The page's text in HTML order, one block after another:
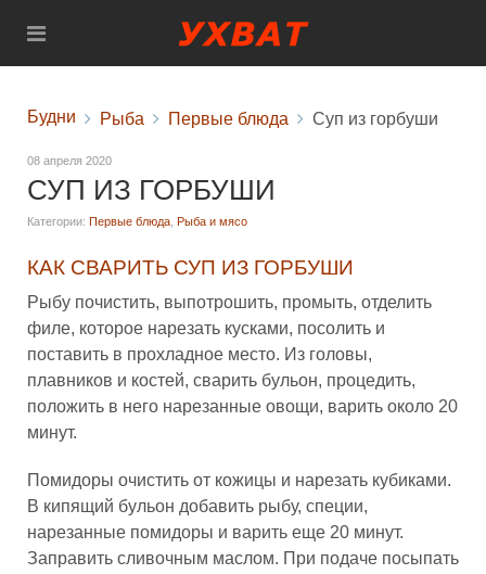
Будни Рыба Первые блюда Суп из горбуши
08 апреля 2020
СУП ИЗ ГОРБУШИ
Категории: Первые блюда Рыба и мясо
КАК СВАРИТЬ СУП ИЗ ГОРБУШИ
Рыбу почистить, выпотрошить, промыть, отделить
филе, которое нарезать кусками, посолить и
поставить в прохладное место. Из головы,
плавников и костей, сварить бульон, процедить,
положить в него нарезанные овощи, варить около 20
минут.
Помидоры очистить от кожицы и нарезать кубиками.
В кипящий бульон добавить рыбу, специи,
нарезанные помидоры и варить еще 20 минут.
Заправить сливочным маслом. При подаче посыпать